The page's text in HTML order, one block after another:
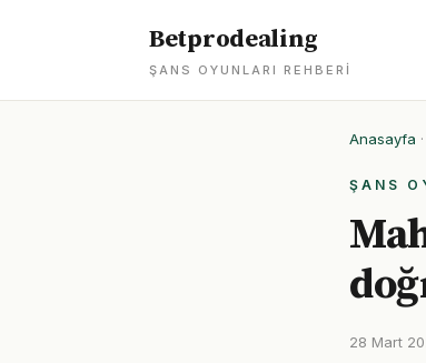
Betprodealing
ŞANS OYUNLARI REHBERI
Anasayfa ·
ŞANS
28 Mart